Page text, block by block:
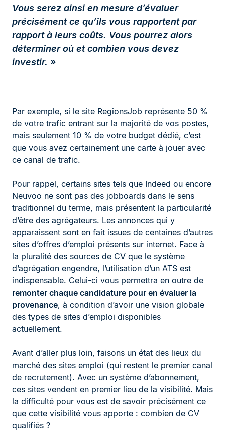
Vous serez ainsi en mesure d’évaluer
précisément ce qu’ils vous rapportent par
rapport à leurs coûts. Vous pourrez alors
déterminer où et combien vous devez
investir. »
Par exemple, si le site RegionsJob représente 50 %
de votre trafic entrant sur la majorité de vos postes,
mais seulement 10 % de votre budget dédié, c’est
que vous avez certainement une carte à jouer avec
ce canal de trafic.
Pour rappel, certains sites tels que Indeed ou encore
Neuvoo ne sont pas des jobboards dans le sens
traditionnel du terme, mais présentent la particularité
d’être des agrégateurs. Les annonces qui y
apparaissent sont en fait issues de centaines d’autres
sites d’offres d’emploi présents sur internet. Face à
la pluralité des sources de CV que le système
d’agrégation engendre, l’utilisation d’un ATS est
indispensable. Celui-ci vous permettra en outre de
remonter chaque candidature pour en évaluer la
provenance, à condition d’avoir une vision globale
des types de sites d’emploi disponibles
actuellement.
Avant d’aller plus loin, faisons un état des lieux du
marché des sites emploi (qui restent le premier canal
de recrutement). Avec un système d’abonnement,
ces sites vendent en premier lieu de la visibilité. Mais
la difficulté pour vous est de savoir précisément ce
que cette visibilité vous apporte : combien de CV
qualifiés ?